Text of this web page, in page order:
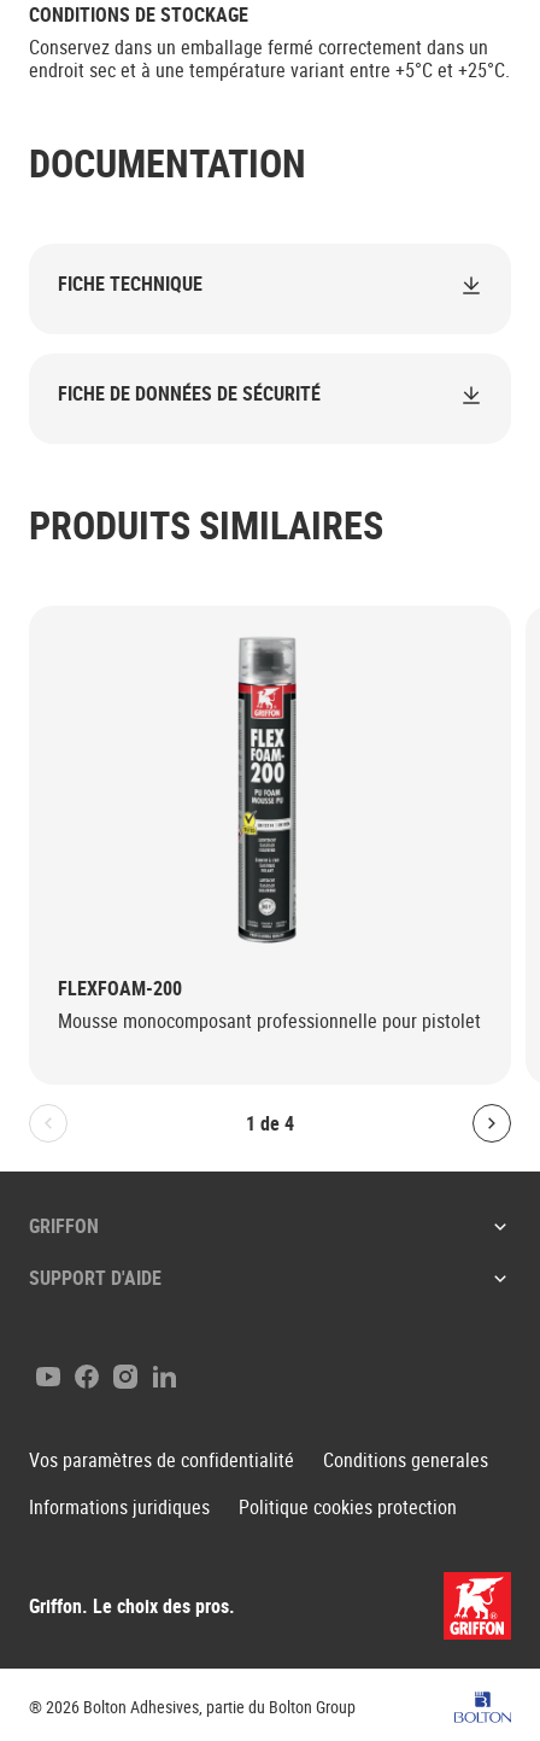
CONDITIONS DE STOCKAGE
Conservez dans un emballage fermé correctement dans un
endroit sec et à une température variant entre +5°C et +25°C.
DOCUMENTATION
FICHE TECHNIQUE
FICHE DE DONNÉES DE SÉCURITÉ
PRODUITS SIMILAIRES
1 de4
Bolton.General.PreviousSlide
FLEXFOAM-200
Mousse monocomposant professionnelle pour pistolet
GRIFFON
SUPPORT D'AIDE
Griffon. Le choix des pros.
YoutubeFacebook
Instagram
LinkedIn
Vos paramètres de confidentialité
Conditions generales
Informations juridiques
Politique cookies protection
® 2026 Bolton Adhesives, partie du Bolton Group